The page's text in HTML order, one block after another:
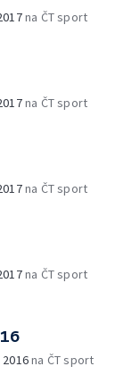
na ČT sport
na ČT sport
na ČT sport
na ČT sport
2016na ČT sport